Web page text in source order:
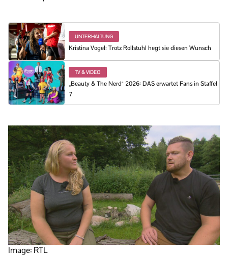
UNTERHALTUNG
Kristina Vogel: Trotz Rollstuhl hegt sie diesen Wunsch
TV & VIDEO
„Beauty & The Nerd“ 2026: DAS erwartet Fans in Staffel
7
Image: RTL